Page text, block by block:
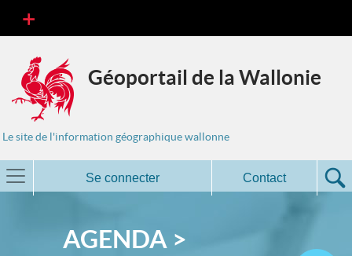
Géoportail de la Wallonie
Le site de l'information géographique wallonne
Se connecter Contact
AGENDA >